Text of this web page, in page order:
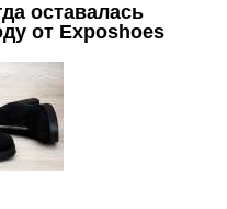
оставалась
от Exposhoes